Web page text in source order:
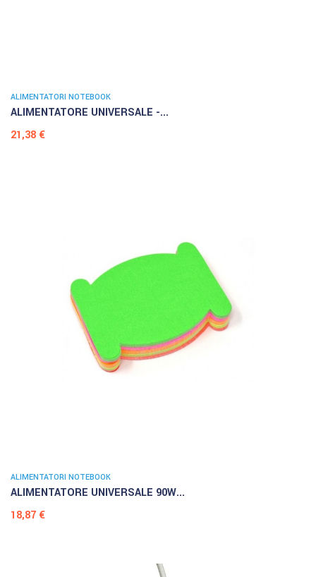
ALIMENTATORI NOTEBOOK
ALIMENTATORE UNIVERSALE -...
Prezzo
21,38 €
ALIMENTATORI NOTEBOOK
ALIMENTATORE UNIVERSALE 90W...
Prezzo
18,87 €